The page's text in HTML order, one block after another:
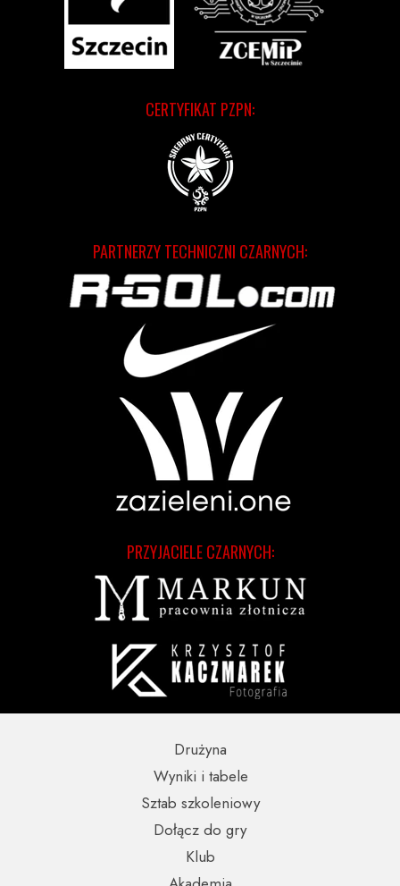
CERTYFIKAT PZPN:
PRZYJACIELE CZARNYCH:
PARTNERZY TECHNICZNI CZARNYCH:
Wyniki i tabele
Sztab szkoleniowy
Dołącz do gry
Drużyna
Klub